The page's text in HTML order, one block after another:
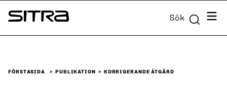
Skip to
content
Sitra Sök Meny
FÖRSTASIDA PUBLIKATION KORRIGERANDE ÅTGÄRD